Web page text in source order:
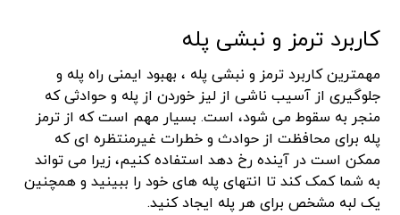
کاربرد ترمز و نبشی پله
مهمترین کاربرد ترمز و نبشی پله ، بهبود ایمنی راه پله و
جلوگیری از آسیب ناشی از لیز خوردن از پله و حوادثی که
منجر به سقوط می شود، است. بسیار مهم است که از ترمز
پله برای محافظت از حوادث و خطرات غیرمنتظره ای که
ممکن است در آینده رخ دهد استفاده کنیم، زیرا می تواند
به شما کمک کند تا انتهای پله های خود را ببینید و همچنین
یک لبه مشخص برای هر پله ایجاد کنید.